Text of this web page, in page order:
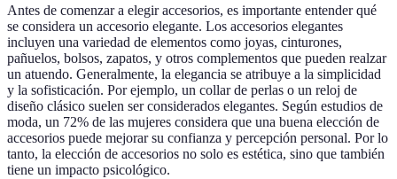
Antes de comenzar a elegir accesorios, es importante entender qué
se considera un accesorio elegante. Los accesorios elegantes
incluyen una variedad de elementos como joyas, cinturones,
pañuelos, bolsos, zapatos, y otros complementos que pueden realzar
un atuendo. Generalmente, la elegancia se atribuye a la simplicidad
y la sofisticación. Por ejemplo, un collar de perlas o un reloj de
diseño clásico suelen ser considerados elegantes. Según estudios de
moda, un 72% de las mujeres considera que una buena elección de
accesorios puede mejorar su confianza y percepción personal. Por lo
tanto, la elección de accesorios no solo es estética, sino que también
tiene un impacto psicológico.